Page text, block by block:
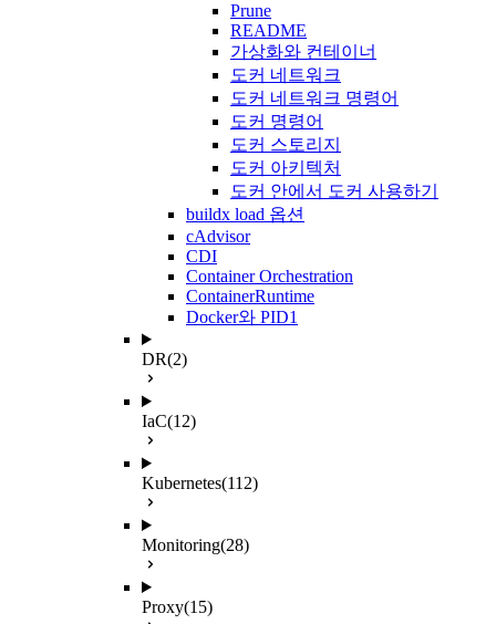
Prune
README
가상화와 컨테이너
도커 네트워크
도커 네트워크 명령어
도커 명령어
도커 스토리지
도커 아키텍처
도커 안에서 도커 사용하기
buildx load 옵션
cAdvisor
CDI
Container Orchestration
ContainerRuntime
Docker와 PID1
DR(2)
IaC(12)
Kubernetes(112)
Monitoring(28)
Proxy(15)